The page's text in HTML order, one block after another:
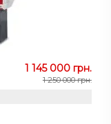
1 145 000 грн.
1 250 000 грн.